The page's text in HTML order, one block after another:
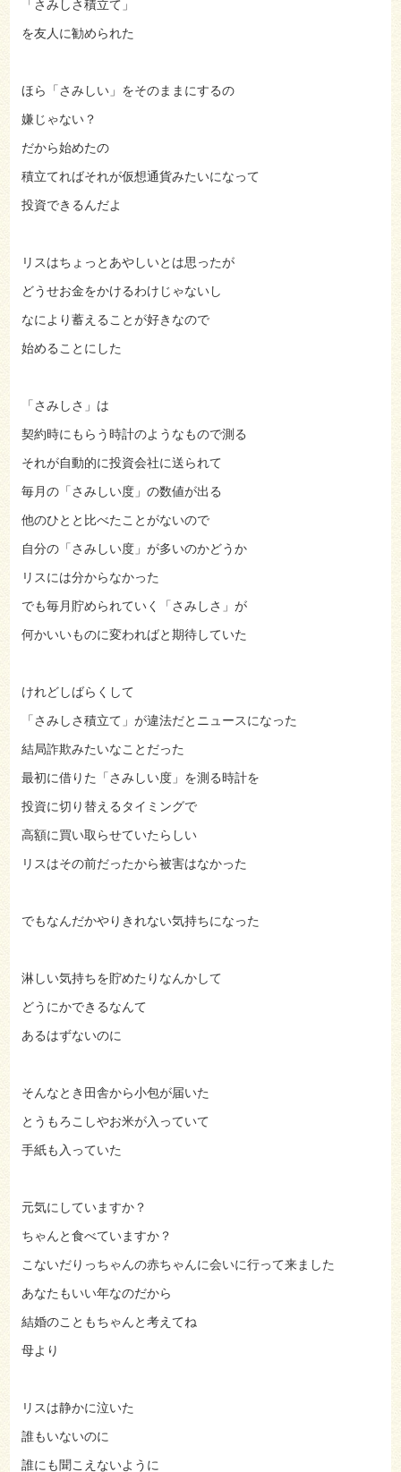
「さみしさ積立て」
を友人に勧められた
ほら「さみしい」をそのままにするの
嫌じゃない？
だから始めたの
積立てればそれが仮想通貨みたいになって
投資できるんだよ
リスはちょっとあやしいとは思ったが
どうせお金をかけるわけじゃないし
なにより蓄えることが好きなので
始めることにした
「さみしさ」は
契約時にもらう時計のようなもので測る
それが自動的に投資会社に送られて
毎月の「さみしい度」の数値が出る
他のひとと比べたことがないので
自分の「さみしい度」が多いのかどうか
リスには分からなかった
でも毎月貯められていく「さみしさ」が
何かいいものに変わればと期待していた
けれどしばらくして
「さみしさ積立て」が違法だとニュースになった
結局詐欺みたいなことだった
最初に借りた「さみしい度」を測る時計を
投資に切り替えるタイミングで
高額に買い取らせていたらしい
リスはその前だったから被害はなかった
でもなんだかやりきれない気持ちになった
淋しい気持ちを貯めたりなんかして
どうにかできるなんて
あるはずないのに
そんなとき田舎から小包が届いた
とうもろこしやお米が入っていて
手紙も入っていた
元気にしていますか？
ちゃんと食べていますか？
こないだりっちゃんの赤ちゃんに会いに行って来ました
あなたもいい年なのだから
結婚のこともちゃんと考えてね
母より
リスは静かに泣いた
誰もいないのに
誰にも聞こえないように